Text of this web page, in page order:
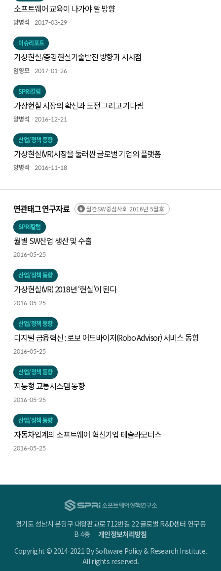
소프트웨어 교육이 나가야 할 방향
양병석 2017-03-29
이슈리포트
가상현실/증강현실기술발전 방향과 시사점
임영모 2017-01-26
SPRi칼럼
가상현실 시장의 확신과 도전 그리고 기다림
양병석 2016-12-21
산업/정책 동향
가상현실(VR)시장을 둘러싼 글로벌 기업의 플랫폼
양병석 2016-11-18
연관태그 연구자료 월간SW중심사회 2016년 5월호
SPRi칼럼
월별 SW산업 생산 및 수출
2016-05-25
산업/정책 동향
가상현실(VR) 2018년 ‘현실’이 된다
2016-05-25
산업/정책 동향
디지털 금융혁신 : 로보 어드바이저(Robo Advisor) 서비스 동향
2016-05-25
산업/정책 동향
지능형 교통시스템 동향
2016-05-25
산업/정책 동향
자동차업계의 소프트웨어 혁신기업 테슬라모터스
2016-05-25
경기도 성남시 분당구 대왕판교로 712번길 22 글로벌 R&D센터 연구동
B 4층개인정보처리방침
Copyright © 2014-2021 By Software Policy & Research Institute.
All rights reserved.